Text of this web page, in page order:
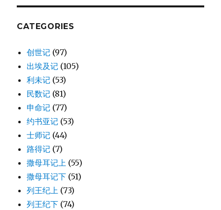
CATEGORIES
创世记 (97)
出埃及记 (105)
利未记 (53)
民数记 (81)
申命记 (77)
约书亚记 (53)
士师记 (44)
路得记 (7)
撒母耳记上 (55)
撒母耳记下 (51)
列王纪上 (73)
列王纪下 (74)